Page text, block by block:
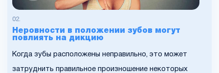
Неровности в положении зубов могут
повлиять на дикцию
Когда зубы расположены неправильно, это может
затруднить правильное произношение некоторых